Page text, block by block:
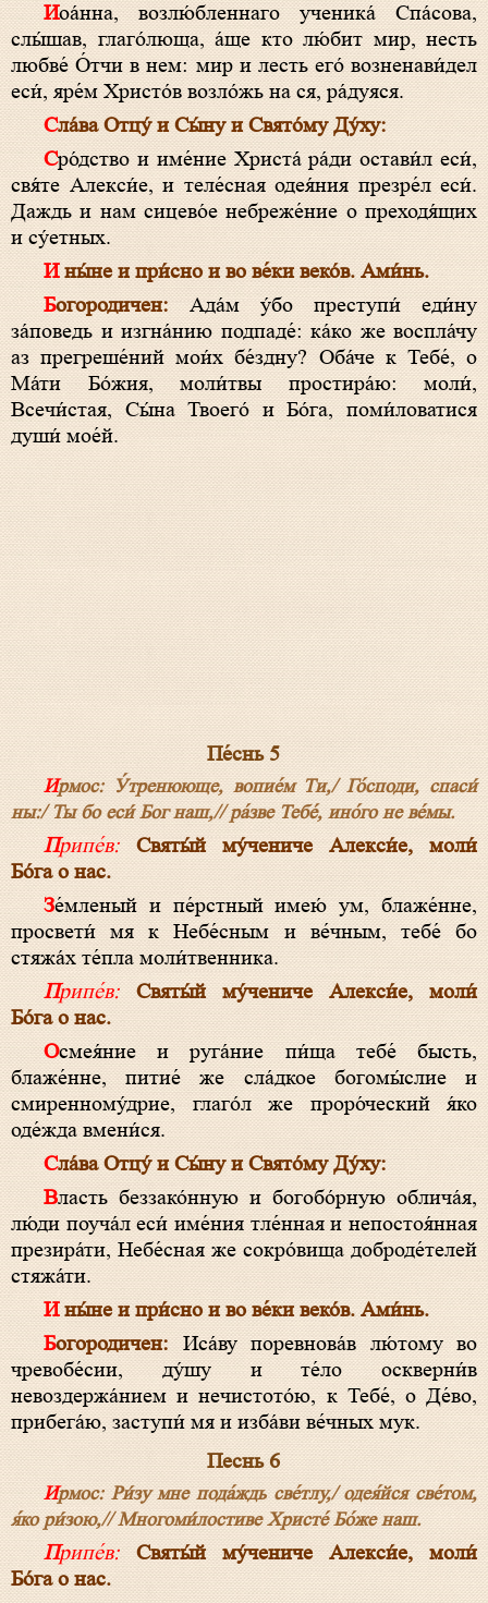
Иоа́нна, возлю́бленнаго ученика́ Спа́сова,
слы́шав, глаго́люща, а́ще кто лю́бит мир, несть
любве́ О́тчи в нем: мир и лесть его́ возненави́дел
еси́, яре́м Христо́в возло́жь на ся, ра́дуяся.
Сла́ва Отцу́ и Сы́ну и Свято́му Ду́ху:
Сро́дство и име́ние Христа́ ра́ди остави́л еси́,
свя́те Алекси́е, и теле́сная одея́ния презре́л еси́.
Даждь и нам сицево́е небреже́ние о преходя́щих
и су́етных.
И ны́не и при́сно и во ве́ки веко́в. Ами́нь.
Богородичен:Ада́м у́бо преступи́ еди́ну
за́поведь и изгна́нию подпаде́: ка́ко же воспла́чу
аз прегреше́ний мои́х бе́здну? Оба́че к Тебе́, о
Ма́ти Бо́жия, моли́твы простира́ю: моли́,
Всечи́стая, Сы́на Твоего́ и Бо́га, поми́ловатися
души́ мое́й.
Пе́снь 5
Ирмос: У́тренююще, вопие́м Ти,/ Го́споди, спаси́
ны:/ Ты бо еси́ Бог наш,// ра́зве Тебе́, ино́го не ве́мы.
Припе́в:
Святы́й му́чениче Алекси́е, моли́
Бо́га о нас.
Зе́мленый и пе́рстный имею́ ум, блаже́нне,
просвети́ мя к Небе́сным и ве́чным, тебе́ бо
стяжа́х те́пла моли́твенника.
Припе́в:
Святы́й му́чениче Алекси́е, моли́
Бо́га о нас.
Осмея́ние и руга́ние пи́ща тебе́ бысть,
блаже́нне, питие́ же сла́дкое богомы́слие и
смиренному́дрие, глаго́л же проро́ческий я́ко
оде́жда вмени́ся.
Сла́ва Отцу́ и Сы́ну и Свято́му Ду́ху:
Власть беззако́нную и богобо́рную облича́я,
лю́ди поуча́л еси́ име́ния тле́нная и непостоя́нная
презира́ти, Небе́сная же сокро́вища доброде́телей
стяжа́ти.
И ны́не и при́сно и во ве́ки веко́в. Ами́нь.
Богородичен:Иса́ву поревнова́в лю́тому во
чревобе́сии, ду́шу и те́ло оскверни́в
невоздержа́нием и нечистото́ю, к Тебе́, о Де́во,
прибега́ю, заступи́ мя и изба́ви ве́чных мук.
Песнь 6
Ирмос: Ри́зу мне пода́ждь све́тлу,/ одея́йся све́том,
я́ко ри́зою,// Многоми́лостиве Христе́ Бо́же наш.
Припе́в:
Святы́й му́чениче Алекси́е, моли́
Бо́га о нас.